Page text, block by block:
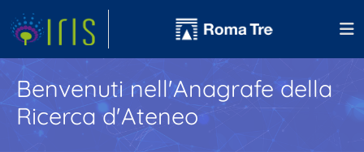
Benvenuti nell'Anagrafe della
Ricerca d'Ateneo